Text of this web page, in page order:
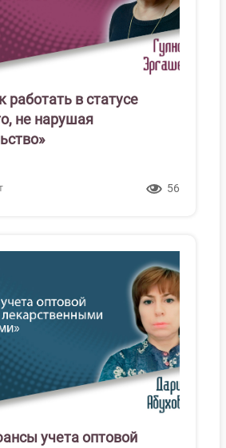
работать в статусе
не нарушая
56
учета оптовой